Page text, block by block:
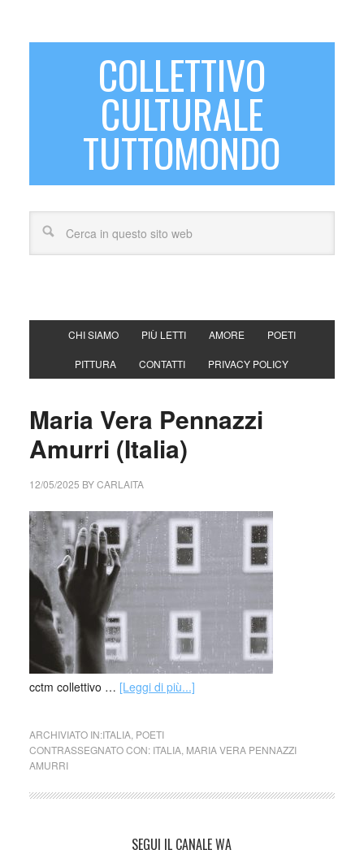
COLLETTIVO
CULTURALE
TUTTOMONDO
CHI SIAMO PIÙ LETTI AMORE POETI
PITTURA CONTATTI PRIVACY POLICY
Maria Vera Pennazzi
Amurri (Italia)
12/05/2025 BYCARLAITA
cctm collettivo … [Leggi di più...]
ARCHIVIATO IN:ITALIA, POETI
CONTRASSEGNATO CON: ITALIA, MARIA VERA PENNAZZI
AMURRI
SEGUI IL CANALE WA